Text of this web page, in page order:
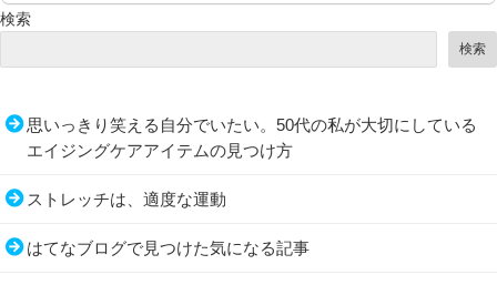
検索
検索
思いっきり笑える自分でいたい。50代の私が大切にしている
エイジングケアアイテムの見つけ方
ストレッチは、適度な運動
はてなブログで見つけた気になる記事